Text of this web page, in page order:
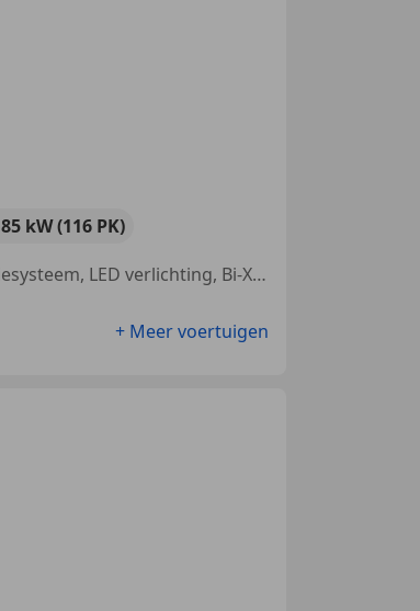
85 kW (116 PK)
Getinte ramen, Dakrails, Elektrische ramen, Xenon verlichting, Alarm, Navigatiesysteem, LED verlichting, Bi-Xenon koplampen
+ Meer voertuigen